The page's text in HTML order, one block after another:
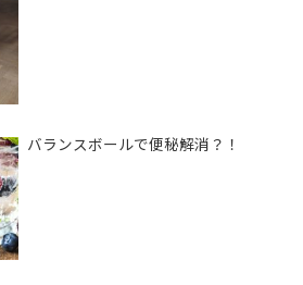
バランスボールで便秘解消？！